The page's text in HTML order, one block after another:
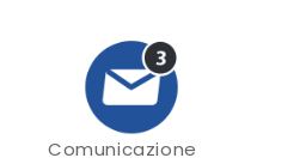
Comunicazione